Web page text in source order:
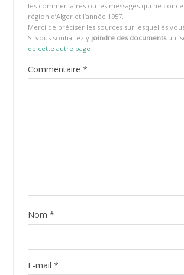
les commentaires ou les messages qui ne
région d’Alger et l’année 1957.
Merci de préciser les sources sur lesquelles
Si vous souhaitez y joindre des documents
de cette autre page
Commentaire *
Nom *
E-mail *